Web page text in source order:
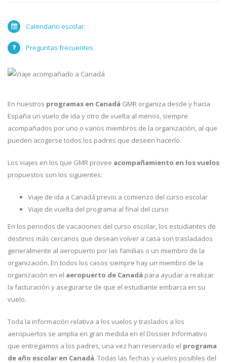
Calendario escolar
Preguntas frecuentes
En nuestros programas en Canadá GMR organiza desde y hacia
España un vuelo de ida y otro de vuelta al menos, siempre
acompañados por uno o varios miembros de la organización, al que
pueden acogerse todos los padres que deseen hacerlo.
Los viajes en los que GMR provee acompañamiento en los vuelos
propuestos son los siguientes:
Viaje de ida a Canadá previo a comienzo del curso escolar
Viaje de vuelta del programa al final del curso
En los periodos de vacaciones del curso escolar, los estudiantes de
destinos más cercanos que desean volver a casa son trasladados
generalmente al aeropuerto por las familias o un miembro de la
organización. En todos los casos siempre hay un miembro de la
organización en el aeropuerto de Canadá para ayudar a realizar
la facturación y asegurarse de que el estudiante embarca en su
vuelo.
Toda la información relativa a los vuelos y traslados a los
aeropuertos se amplia en gran medida en el Dossier Informativo
que entregamos a los padres, una vez han reservado el programa
de año escolar en Canadá. Todas las fechas y vuelos posibles del